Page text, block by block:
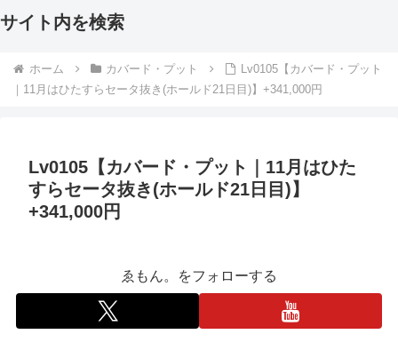
サイト内を検索
ホーム カバード・プット
Lv0105【カバード・プット
｜11月はひたすらセータ抜き(ホールド21日目)】+341,000円
Lv0105【カバード・プット｜11月はひた
すらセータ抜き(ホールド21日目)】
+341,000円
ゑもん。をフォローする